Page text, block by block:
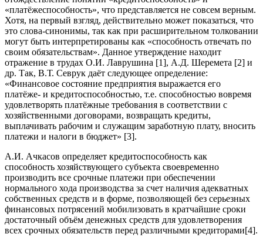
«платёжеспособность», что представляется не совсем верным.
Хотя, на первый взгляд, действительно может показаться, что
это слова-синонимы, так как при расширительном толковании
могут быть интерпретированы как «способность отвечать по
своим обязательствам». Данное утверждение находит
отражение в трудах О.И. Лаврушина [1], А.Д. Шеремета [2] и
др. Так, В.Т. Севрук даёт следующее определение:
«Финансовое состояние предприятия выражается его
платёже- и кредитоспособностью, т.е. способностью вовремя
удовлетворять платёжные требования в соответствии с
хозяйственными договорами, возвращать кредиты,
выплачивать рабочим и служащим заработную плату, вносить
платежи и налоги в бюджет» [3].
А.И. Ачкасов определяет кредитоспособность как
способность хозяйствующего субъекта своевременно
производить все срочные платежи при обеспечении
нормального хода производства за счет наличия адекватных
собственных средств и в форме, позволяющей без серьезных
финансовых потрясений мобилизовать в кратчайшие сроки
достаточный объём денежных средств для удовлетворения
всех срочных обязательств перед различными кредиторами[4].